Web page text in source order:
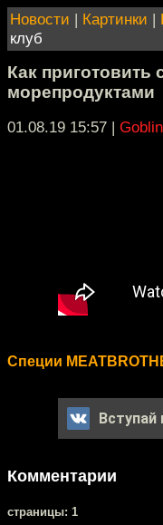
Новости | Картинки |
клуб
Как приготовить
морепродуктами
01.08.19 15:57 | Goblin
Специи
Вступай
Комментарии
cтраницы: 1